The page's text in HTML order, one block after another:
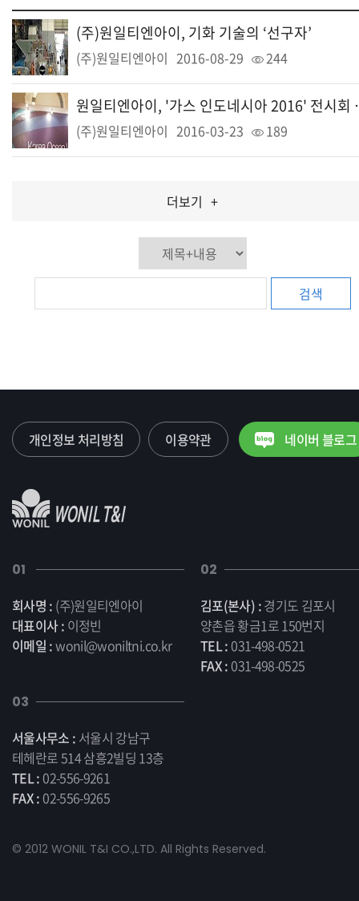
(주)원일티엔아이, 기화 기술의 ‘선구자’
(주)원일티엔아이 2016-08-29 244
원일티
(주)원일티엔아이 2016-03-23 189
더보기 +
검색
개인정보 처리방침 이용약관 네이버 블로그
01
회사명 : (주)원일티엔아이
대표이사 : 이정빈
이메일 :wonil@woniltni.co.kr
02
김포(본사) :경기도 김포시
양촌읍 황금1로 150번지
TEL :031-498-0521
FAX :031-498-0525
03
서울사무소 : 서울시 강남구
테헤란로 514 삼흥2빌딩 13층
TEL :02-556-9261
FAX :02-556-9265
© 2012 WONIL T&I CO.,LTD. All Rights Reserved.